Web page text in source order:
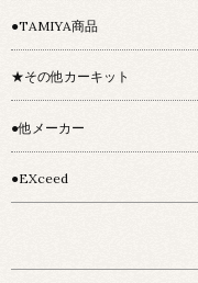
●TAMIYA商品
★その他カーキット
●他メーカー
●EXceed